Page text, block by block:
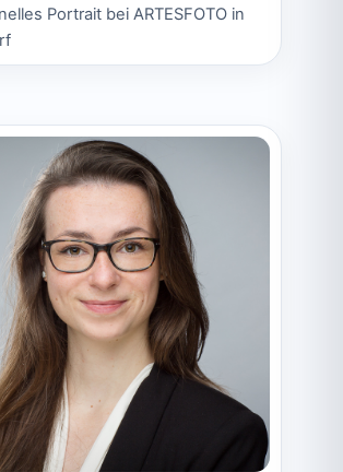
Portrait bei ARTESFOTO in